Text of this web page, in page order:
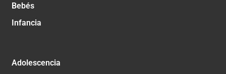
Bebés
Infancia
Adolescencia